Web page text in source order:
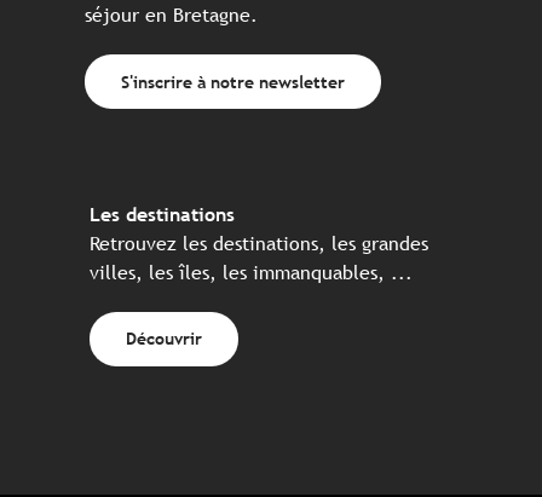
séjour en Bretagne.
S'inscrire à notre newsletter
Les destinations
Retrouvez les destinations, les grandes
villes, les îles, les immanquables, ...
Découvrir